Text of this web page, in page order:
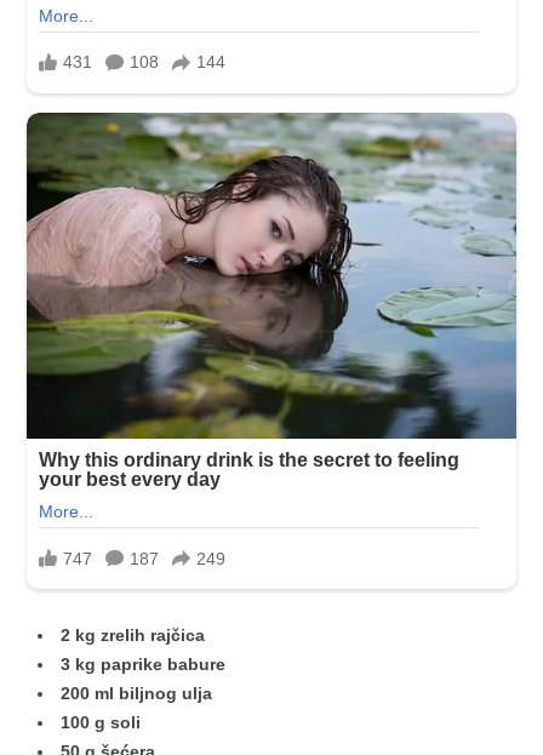
2 kg zrelih rajčica
3 kg paprike babure
200 ml biljnog ulja
100 g soli